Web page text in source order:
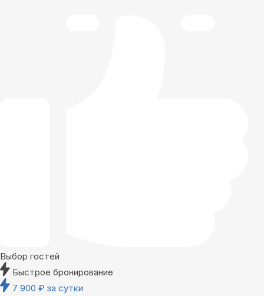
Выбор гостей
Быстрое бронирование
7 900 ₽ за сутки